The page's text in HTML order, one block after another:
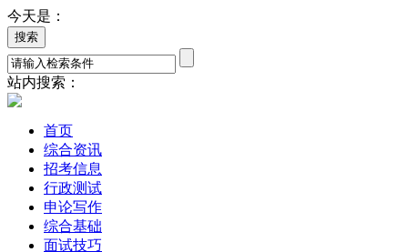
今天是：
站内搜索：
首页
综合资讯
招考信息
行政测试
申论写作
综合基础
面试技巧